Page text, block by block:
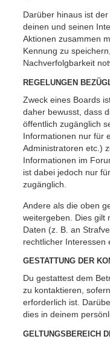
Darüber hinaus ist
deinen und seinen
Aktionen zusammen
Kennung zu
Nachverfolgbarkeit
REGELUNGEN
Zweck eines Boards
daher bewusst, dass
öffentlich zugänglich
Informationen nur für
Administratoren etc.)
Informationen im
ist dabei jedoch nur
zugänglich.
Andere als die oben
weitergeben. Dies gilt
Daten (z. B. an
rechtlicher Interessen
GESTATTUNG DER
Du gestattest dem
zu kontaktieren,
erforderlich ist.
dies in deinem
GELTUNGSBEREICH